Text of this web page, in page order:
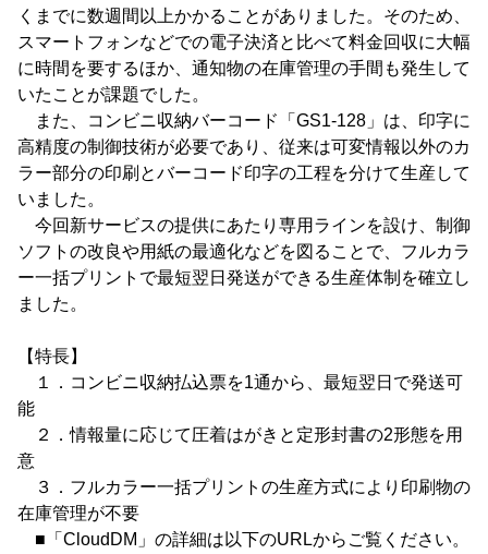
くまでに数週間以上かかることがありました。そのため、
スマートフォンなどでの電子決済と比べて料金回収に大幅
に時間を要するほか、通知物の在庫管理の手間も発生して
いたことが課題でした。
また、コンビニ収納バーコード「GS1-128」は、印字に
高精度の制御技術が必要であり、従来は可変情報以外のカ
ラー部分の印刷とバーコード印字の工程を分けて生産して
いました。
今回新サービスの提供にあたり専用ラインを設け、制御
ソフトの改良や用紙の最適化などを図ることで、フルカラ
ー一括プリントで最短翌日発送ができる生産体制を確立し
ました。
【特長】
１．コンビニ収納払込票を1通から、最短翌日で発送可
能
２．情報量に応じて圧着はがきと定形封書の2形態を用
意
３．フルカラー一括プリントの生産方式により印刷物の
在庫管理が不要
■「CloudDM」の詳細は以下のURLからご覧ください。